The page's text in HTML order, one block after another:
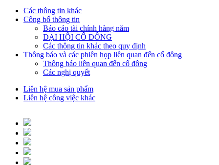
Các thông tin khác
Công bố thông tin
Báo cáo tài chính hàng năm
ĐẠI HỘI CỔ ĐÔNG
Các thông tin khác theo quy định
Thông báo và các phiên họp liên quan đến cổ đông
Thông báo liên quan đến cổ đông
Các nghị quyết
Liên hệ mua sản phẩm
Liên hệ công việc khác